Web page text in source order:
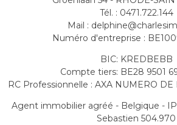
Tél. : 0471.722.144
Mail :
Numéro d'entreprise :
BIC: KREDBEBB
Compte tiers: BE28 9501
RC Professionnelle : AXA NUMERO
Agent immobilier agréé - Belgique -
Sebastien 504.970